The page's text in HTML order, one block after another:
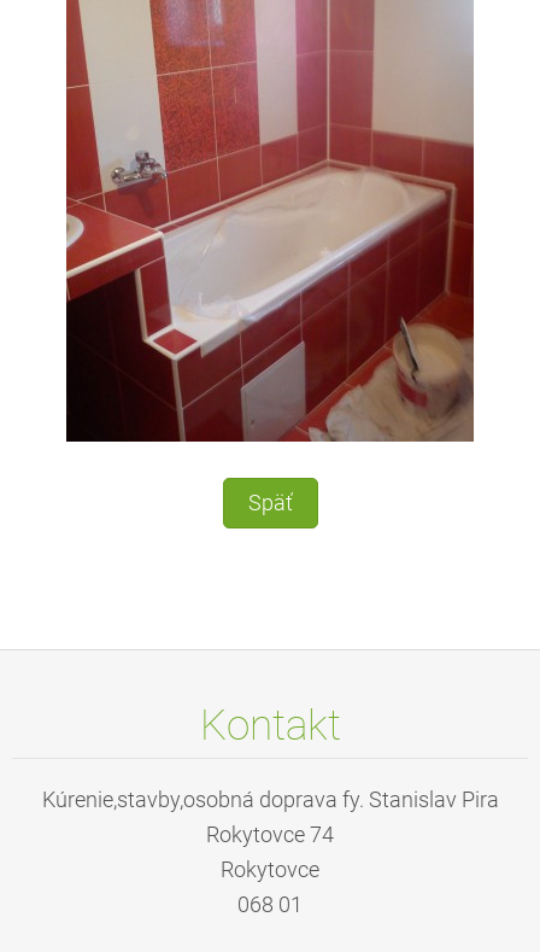
Späť
Kontakt
Kúrenie,stavby,osobná doprava fy. Stanislav Pira
Rokytovce 74
Rokytovce
068 01